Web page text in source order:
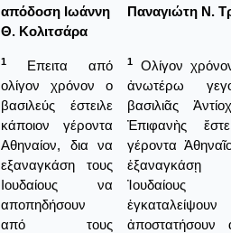
απόδοση Ιωάννη
Θ. Κολιτσάρα
Παναγιώτη Ν.
1
Επειτα από
ολίγον χρόνον ο
βασιλεύς έστειλε
κάποιον γέροντα
Αθηναίον, δια να
εξαναγκάση τους
Ιουδαίους να
αποπηδήσουν
από τους
1
Ολίγον
ἀνωτέρω
βασιλιᾶς
Ἐπιφανὴς
γέροντα
ἀποστατήσουν